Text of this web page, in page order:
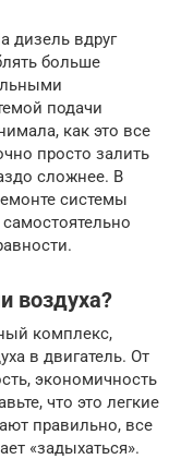
дизель вдруг
больше
подачи
как это все
просто залить
сложнее. В
системы
воздуха?
комплекс,
в двигатель. От
экономичность
что это легкие
правильно, все
«задыхаться».